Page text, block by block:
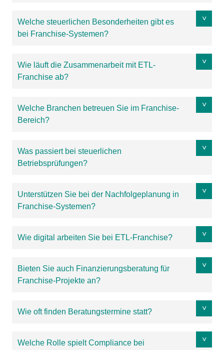
Welche steuerlichen Besonderheiten gibt es
bei Franchise-Systemen?
Wie läuft die Zusammenarbeit mit ETL-
Franchise ab?
Welche Branchen betreuen Sie im Franchise-
Bereich?
Was passiert bei steuerlichen
Betriebsprüfungen?
Unterstützen Sie bei der Nachfolgeplanung in
Franchise-Systemen?
Wie digital arbeiten Sie bei ETL-Franchise?
Bieten Sie auch Finanzierungsberatung für
Franchise-Projekte an?
Wie oft finden Beratungstermine statt?
Welche Rolle spielt Compliance bei